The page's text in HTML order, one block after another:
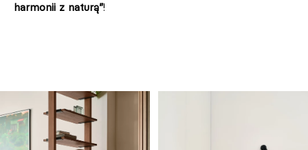
harmonii z naturą”!